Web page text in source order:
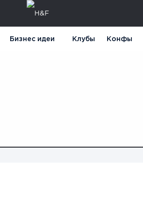
Бизнес идеи Клубы Конфы